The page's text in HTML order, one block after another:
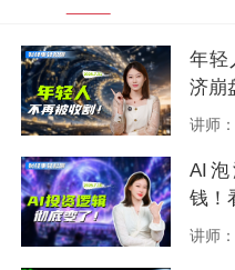
MT5教学
讲师
年轻
济崩
讲师
AI
钱！